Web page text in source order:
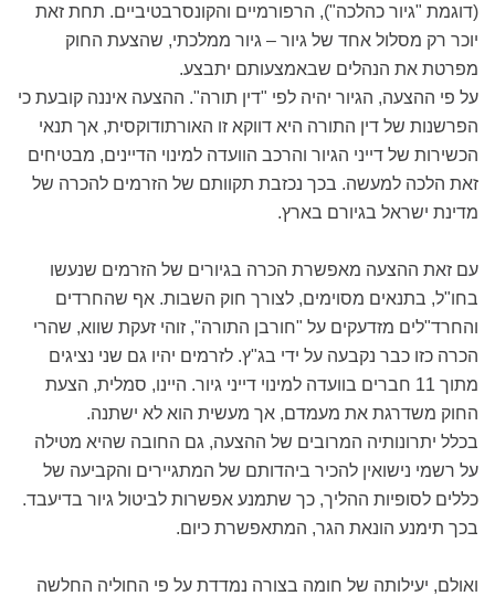
(דוגמת "גיור כהלכה"), הרפורמיים והקונסרבטיביים. תחת זאת
יוכר רק מסלול אחד של גיור – גיור ממלכתי, שהצעת החוק
מפרטת את הנהלים שבאמצעותם יתבצע.
על פי ההצעה, הגיור יהיה לפי "דין תורה". ההצעה איננה קובעת כי
הפרשנות של דין התורה היא דווקא זו האורתודוקסית, אך תנאי
הכשירות של דייני הגיור והרכב הוועדה למינוי הדיינים, מבטיחים
זאת הלכה למעשה. בכך נכזבת תקוותם של הזרמים להכרה של
מדינת ישראל בגיורם בארץ.
עם זאת ההצעה מאפשרת הכרה בגיורים של הזרמים שנעשו
בחו"ל, בתנאים מסוימים, לצורך חוק השבות. אף שהחרדים
והחרד"לים מזדעקים על "חורבן התורה", זוהי זעקת שווא, שהרי
הכרה כזו כבר נקבעה על ידי בג"ץ. לזרמים יהיו גם שני נציגים
מתוך 11 חברים בוועדה למינוי דייני גיור. היינו, סמלית, הצעת
החוק משדרגת את מעמדם, אך מעשית הוא לא ישתנה.
בכלל יתרונותיה המרובים של ההצעה, גם החובה שהיא מטילה
על רשמי נישואין להכיר ביהדותם של המתגיירים והקביעה של
כללים לסופיות ההליך, כך שתמנע אפשרות לביטול גיור בדיעבד.
בכך תימנע הונאת הגר, המתאפשרת כיום.
ואולם, יעילותה של חומה בצורה נמדדת על פי החוליה החלשה